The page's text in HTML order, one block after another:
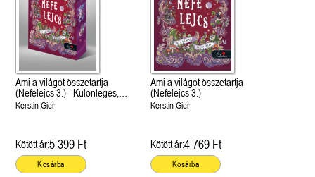
Ami a világot összetartja
(Nefelejcs 3.) - Különleges,
éldekorált kiadás!
Kerstin Gier
Kötött ár:5 399 Ft
Kosárba
Ami a világot összetartja
(Nefelejcs 3.)
Kerstin Gier
Kötött ár:4 769 Ft
Kosárba